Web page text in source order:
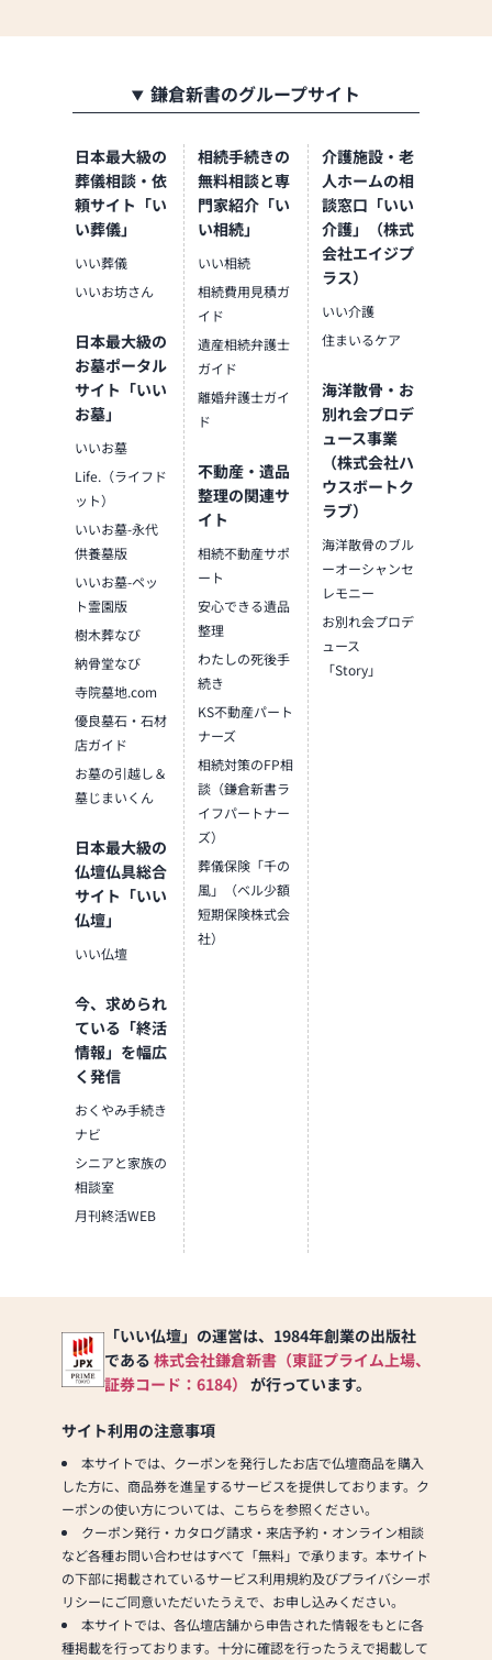
鎌倉新書のグループサイト
日本最大級の
葬儀相談・依
頼サイト「い
い葬儀」
いい葬儀
いいお坊さん
日本最大級の
お墓ポータル
サイト「いい
お墓」
いいお墓
Life.（ライフド
ット）
いいお墓-永代
供養墓版
いいお墓-ペッ
ト霊園版
樹木葬なび
納骨堂なび
寺院墓地.com
優良墓石・石材
店ガイド
お墓の引越し＆
墓じまいくん
日本最大級の
仏壇仏具総合
サイト「いい
仏壇」
いい仏壇
今、求められ
ている「終活
情報」を幅広
く発信
おくやみ手続き
ナビ
シニアと家族の
相談室
月刊終活WEB
相続手続きの
無料相談と専
門家紹介「い
い相続」
いい相続
相続費用見積ガ
イド
遺産相続弁護士
ガイド
離婚弁護士ガイ
ド
不動産・遺品
整理の関連サ
イト
相続不動産サポ
ート
安心できる遺品
整理
わたしの死後手
続き
KS不動産パート
ナーズ
相続対策のFP相
談（鎌倉新書ラ
イフパートナー
ズ）
葬儀保険「千の
風」（ベル少額
短期保険株式会
社）
介護施設・老
人ホームの相
談窓口「いい
介護」（株式
会社エイジプ
ラス）
いい介護
住まいるケア
海洋散骨・お
別れ会プロデ
ュース事業
（株式会社ハ
ウスボートク
ラブ）
海洋散骨のブル
ーオーシャンセ
レモニー
お別れ会プロデ
ュース
「Story」
「いい仏壇」の運営は、1984年創業の出版社
である 株式会社鎌倉新書（東証プライム上場、
証券コード：6184） が行っています。
サイト利用の注意事項
本サイトでは、クーポンを発行したお店で仏壇商品を購入
した方に、商品券を進呈するサービスを提供しております。ク
ーポンの使い方については、こちらを参照ください。
クーポン発行・カタログ請求・来店予約・オンライン相談
など各種お問い合わせはすべて「無料」で承ります。本サイト
の下部に掲載されているサービス利用規約及びプライバシーポ
リシーにご同意いただいたうえで、お申し込みください。
本サイトでは、各仏壇店舗から申告された情報をもとに各
種掲載を行っております。十分に確認を行ったうえで掲載して